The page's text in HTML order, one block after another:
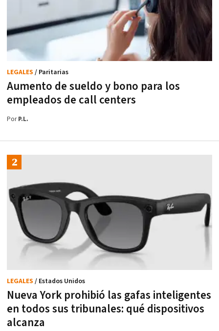
Aumento de sueldo y bono para los
empleados de call centers
LEGALES / Paritarias
PorP.L.
Nueva York prohibió las gafas inteligentes
en todos sus tribunales: qué dispositivos
alcanza
LEGALES / Estados Unidos